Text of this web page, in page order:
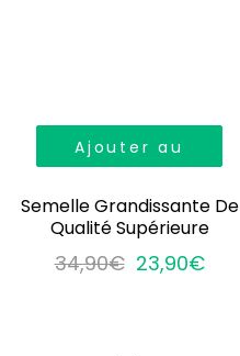
Ajouter au
Semelle Grandissante De
Qualité Supérieure
34,90€ 23,90€